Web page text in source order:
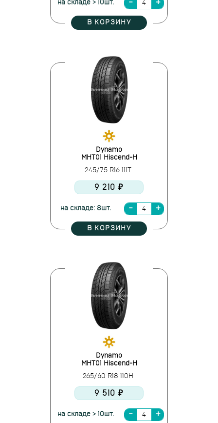
на складе > 10шт.
В КОРЗИНУ
Dynamo
MHT01 Hiscend-H
245/75 R16 111T
9 210 ₽
на складе: 8шт.
В КОРЗИНУ
Dynamo
MHT01 Hiscend-H
265/60 R18 110H
9 510 ₽
на складе > 10шт.